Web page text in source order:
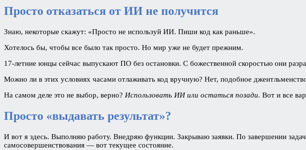
Просто отказаться от ИИ не получится
Знаю, некоторые скажут: «Просто не используй ИИ. Пиши код как раньше».
Хотелось бы, чтобы все было так просто. Но мир уже не будет прежним.
17-летние юнцы сейчас выпускают ПО без остановки. С божественной скоростью они
Можно ли в этих условиях часами отлаживать код вручную? Нет, подобное
На самом деле это не выбор, верно? Использовать ИИ или остаться позади. Вот и все
Просто «выдавать результат»?
И вот я здесь. Выполняю работу. Внедряю функции. Закрываю заявки. По завершении
самосовершенствования — вот текущее состояние.